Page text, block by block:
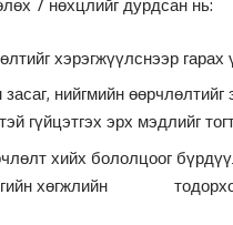
7 нөхцлийг дурдсан нь:
хэрэгжүүлснээр гарах
нийгмийн өөрчлөлтийг
гүйцэтгэх эрх мэдлийг
хийх бололцоог
хөгжлийн